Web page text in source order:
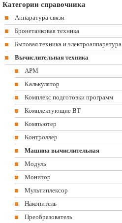
Категории справочника
Аппаратура связи
Бронетанковая техника
Бытовая техника и электроаппаратура
Вычислительная техника
АРМ
Калькулятор
Комплекс подготовки программ
Комплектующие ВТ
Компьютер
Контроллер
Машина вычислительная
Модуль
Монитор
Мультиплексор
Накопитель
Преобразователь